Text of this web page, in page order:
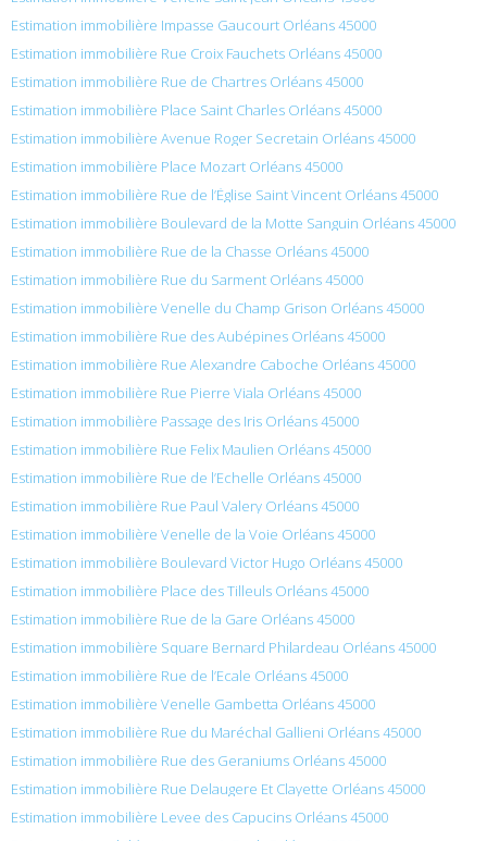
Estimation immobilière Impasse Gaucourt Orléans 45000
Estimation immobilière Rue Croix Fauchets Orléans 45000
Estimation immobilière Rue de Chartres Orléans 45000
Estimation immobilière Place Saint Charles Orléans 45000
Estimation immobilière Avenue Roger Secretain Orléans 45000
Estimation immobilière Place Mozart Orléans 45000
Estimation immobilière Rue de l’Église Saint Vincent Orléans 45000
Estimation immobilière Boulevard de la Motte Sanguin Orléans 45000
Estimation immobilière Rue de la Chasse Orléans 45000
Estimation immobilière Rue du Sarment Orléans 45000
Estimation immobilière Venelle du Champ Grison Orléans 45000
Estimation immobilière Rue des Aubépines Orléans 45000
Estimation immobilière Rue Alexandre Caboche Orléans 45000
Estimation immobilière Rue Pierre Viala Orléans 45000
Estimation immobilière Passage des Iris Orléans 45000
Estimation immobilière Rue Felix Maulien Orléans 45000
Estimation immobilière Rue de l’Echelle Orléans 45000
Estimation immobilière Rue Paul Valery Orléans 45000
Estimation immobilière Venelle de la Voie Orléans 45000
Estimation immobilière Boulevard Victor Hugo Orléans 45000
Estimation immobilière Place des Tilleuls Orléans 45000
Estimation immobilière Rue de la Gare Orléans 45000
Estimation immobilière Square Bernard Philardeau Orléans 45000
Estimation immobilière Rue de l’Ecale Orléans 45000
Estimation immobilière Venelle Gambetta Orléans 45000
Estimation immobilière Rue du Maréchal Gallieni Orléans 45000
Estimation immobilière Rue des Geraniums Orléans 45000
Estimation immobilière Rue Delaugere Et Clayette Orléans 45000
Estimation immobilière Levee des Capucins Orléans 45000